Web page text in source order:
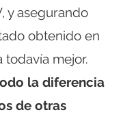
y asegurando
obtenido en
todavía mejor.
la diferencia
de otras